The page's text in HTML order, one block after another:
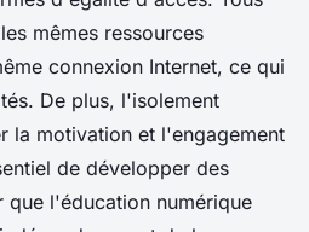
mêmes ressources
connexion Internet, ce qui
De plus, l'isolement
la motivation et l'engagement
de développer des
que l'éducation numérique